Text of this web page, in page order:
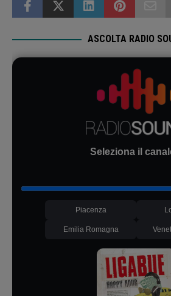
ASCOLTA RADIO
Seleziona il
Piacenza
Emilia Romagna